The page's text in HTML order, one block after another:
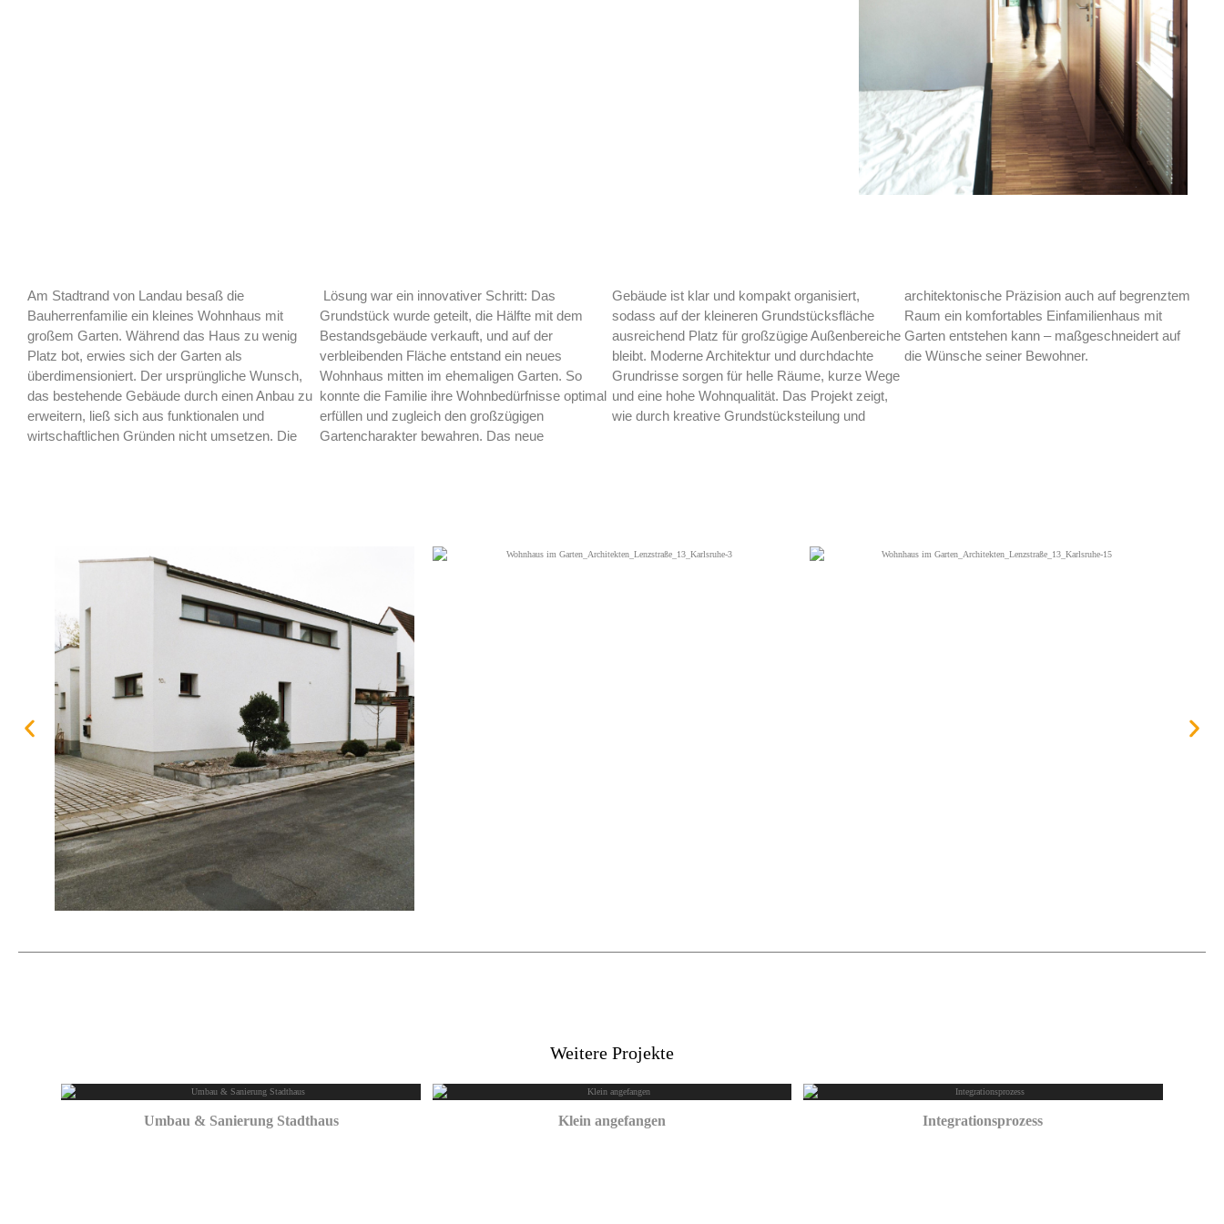
Am Stadtrand von Landau besaß die
Bauherrenfamilie ein kleines Wohnhaus mit
großem Garten. Während das Haus zu wenig
Platz bot, erwies sich der Garten als
überdimensioniert. Der ursprüngliche Wunsch,
das bestehende Gebäude durch einen Anbau zu
erweitern, ließ sich aus funktionalen und
wirtschaftlichen Gründen nicht umsetzen. Die
Lösung war ein innovativer Schritt: Das
Grundstück wurde geteilt, die Hälfte mit dem
Bestandsgebäude verkauft, und auf der
verbleibenden Fläche entstand ein neues
Wohnhaus mitten im ehemaligen Garten. So
konnte die Familie ihre Wohnbedürfnisse optimal
erfüllen und zugleich den großzügigen
Gartencharakter bewahren. Das neue
Gebäude ist klar und kompakt organisiert,
sodass auf der kleineren Grundstücksfläche
ausreichend Platz für großzügige Außenbereiche
bleibt. Moderne Architektur und durchdachte
Grundrisse sorgen für helle Räume, kurze Wege
und eine hohe Wohnqualität. Das Projekt zeigt,
wie durch kreative Grundstücksteilung und
architektonische Präzision auch auf begrenztem
Raum ein komfortables Einfamilienhaus mit
Garten entstehen kann – maßgeschneidert auf
die Wünsche seiner Bewohner.
Umbau & Sanierung Stadthaus Klein angefangen Integrationsprozess